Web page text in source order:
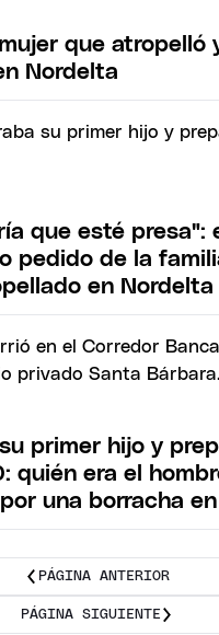
que atropelló
Nordelta
que esté presa":
pedido de la
en Nordelta
primer hijo y
quién era el
una borracha
PÁGINA ANTERIOR
PÁGINA SIGUIENTE